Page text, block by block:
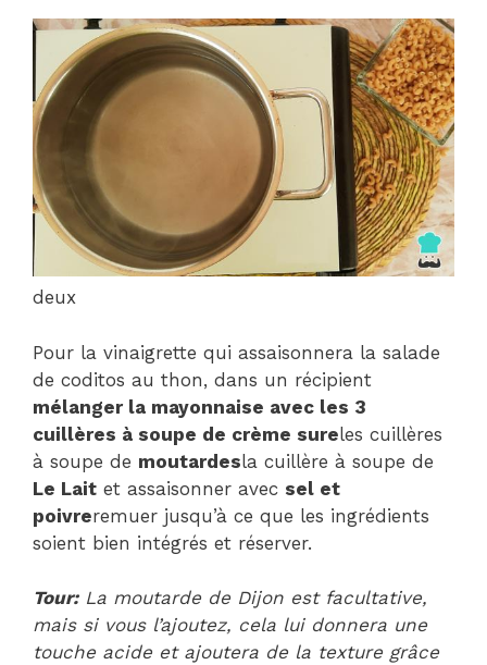
deux
Pour la vinaigrette qui assaisonnera la salade
de coditos au thon, dans un récipient
mélanger la mayonnaise avec les 3
cuillères à soupe de crème sureles cuillères
à soupe de moutardesla cuillère à soupe de
Le Lait et assaisonner avec sel et
poivreremuer jusqu’à ce que les ingrédients
soient bien intégrés et réserver.
Tour:La moutarde de Dijon est facultative,
mais si vous l’ajoutez, cela lui donnera une
touche acide et ajoutera de la texture grâce